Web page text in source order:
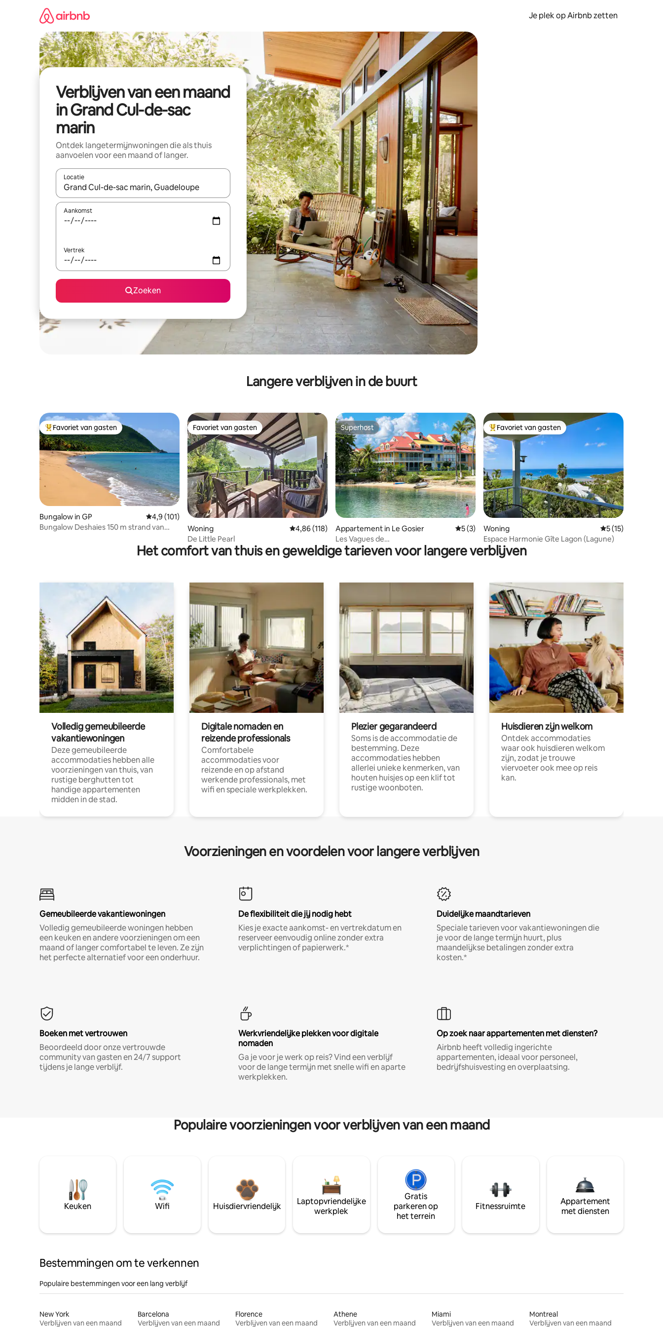
Je plek op Airbnb zetten
Verblijven van een maand
in Grand Cul-de-sac
marin
Ontdek langetermijnwoningen die als thuis
aanvoelen voor een maand of langer.
Locatie
Wanneer er resultaten beschikbaar zijn, maak je een keuze met je de pijltjestoetsen omhoog en omlaag, óf door te tikken of swipen.
Aankomst
Vertrek
Zoeken
Langere verblijven in de buurt
Topfavoriet van gasten
Favoriet van gasten
Bungalow in GP Gemiddelde beoordeling van 4,9 op 5, 101 recensies
4,9 (101)
Bungalow Deshaies 150 m strand van
Favoriet van gasten
Favoriet van gasten
Woning Gemiddelde beoordeling van 4,86 op 5, 118 recensies
4,86 (118)
De Little Pearl
Superhost
Superhost
Appartement in Le Gosier Gemiddelde beoordeling van 5 op 5, 3 recensies
5 (3)
Les Vagues de
NEA_Strand/Zwembad/Uitzicht op de
Soufrière/5 kamers
Topfavoriet van gasten
Favoriet van gasten
Woning Gemiddelde
5 (15)
Espace Harmonie Gîte Lagon (Lagune)
Het comfort van thuis en geweldige tarieven voor langere verblijven
Volledig gemeubileerde
vakantiewoningen
Deze gemeubileerde
accommodaties hebben alle
voorzieningen van thuis, van
rustige berghutten tot
handige appartementen
midden in de stad.
Digitale nomaden en
reizende professionals
Comfortabele
accommodaties voor
reizende en op afstand
werkende professionals, met
wifi en speciale werkplekken.
Plezier gegarandeerd
Soms is de accommodatie de
bestemming. Deze
accommodaties hebben
allerlei unieke kenmerken, van
houten huisjes op een klif tot
rustige woonboten.
Huisdieren zijn welkom
Ontdek accommodaties
waar ook huisdieren welkom
zijn, zodat je trouwe
viervoeter ook mee op reis
kan.
Voorzieningen en voordelen voor langere verblijven
Gemeubileerde vakantiewoningen
Volledig gemeubileerde woningen hebben
een keuken en andere voorzieningen om een
maand of langer comfortabel te leven. Ze zijn
het perfecte alternatief voor een onderhuur.
De flexibiliteit die jij nodig hebt
Kies je exacte aankomst- en vertrekdatum en
reserveer eenvoudig online zonder extra
verplichtingen of papierwerk.*
Duidelijke maandtarieven
Speciale tarieven voor vakantiewoningen die
je voor de lange termijn huurt, plus
maandelijkse betalingen zonder extra
kosten.*
Boeken met vertrouwen
Beoordeeld door onze vertrouwde
community van gasten en 24/7 support
tijdens je lange verblijf.
Werkvriendelijke plekken voor digitale
nomaden
Ga je voor je werk op reis? Vind een verblijf
voor de lange termijn met snelle wifi en aparte
werkplekken.
Op zoek naar appartementen met diensten?
Airbnb heeft volledig ingerichte
appartementen, ideaal voor personeel,
bedrijfshuisvesting en overplaatsing.
Populaire voorzieningen voor verblijven van een maand
Keuken Wifi Huisdiervriendelijk
Laptopvriendelijke
werkplek
Gratis
parkeren op
het terrein
Fitnessruimte
Appartement
met diensten
Bestemmingen om te verkennen
Populaire bestemmingen voor een lang verblijf
New York
Verblijven van een maand
Barcelona
Verblijven van een maand
Florence
Verblijven van een maand
Athene
Verblijven van een maand
Miami
Verblijven van een maand
Montreal
Verblijven van een maand